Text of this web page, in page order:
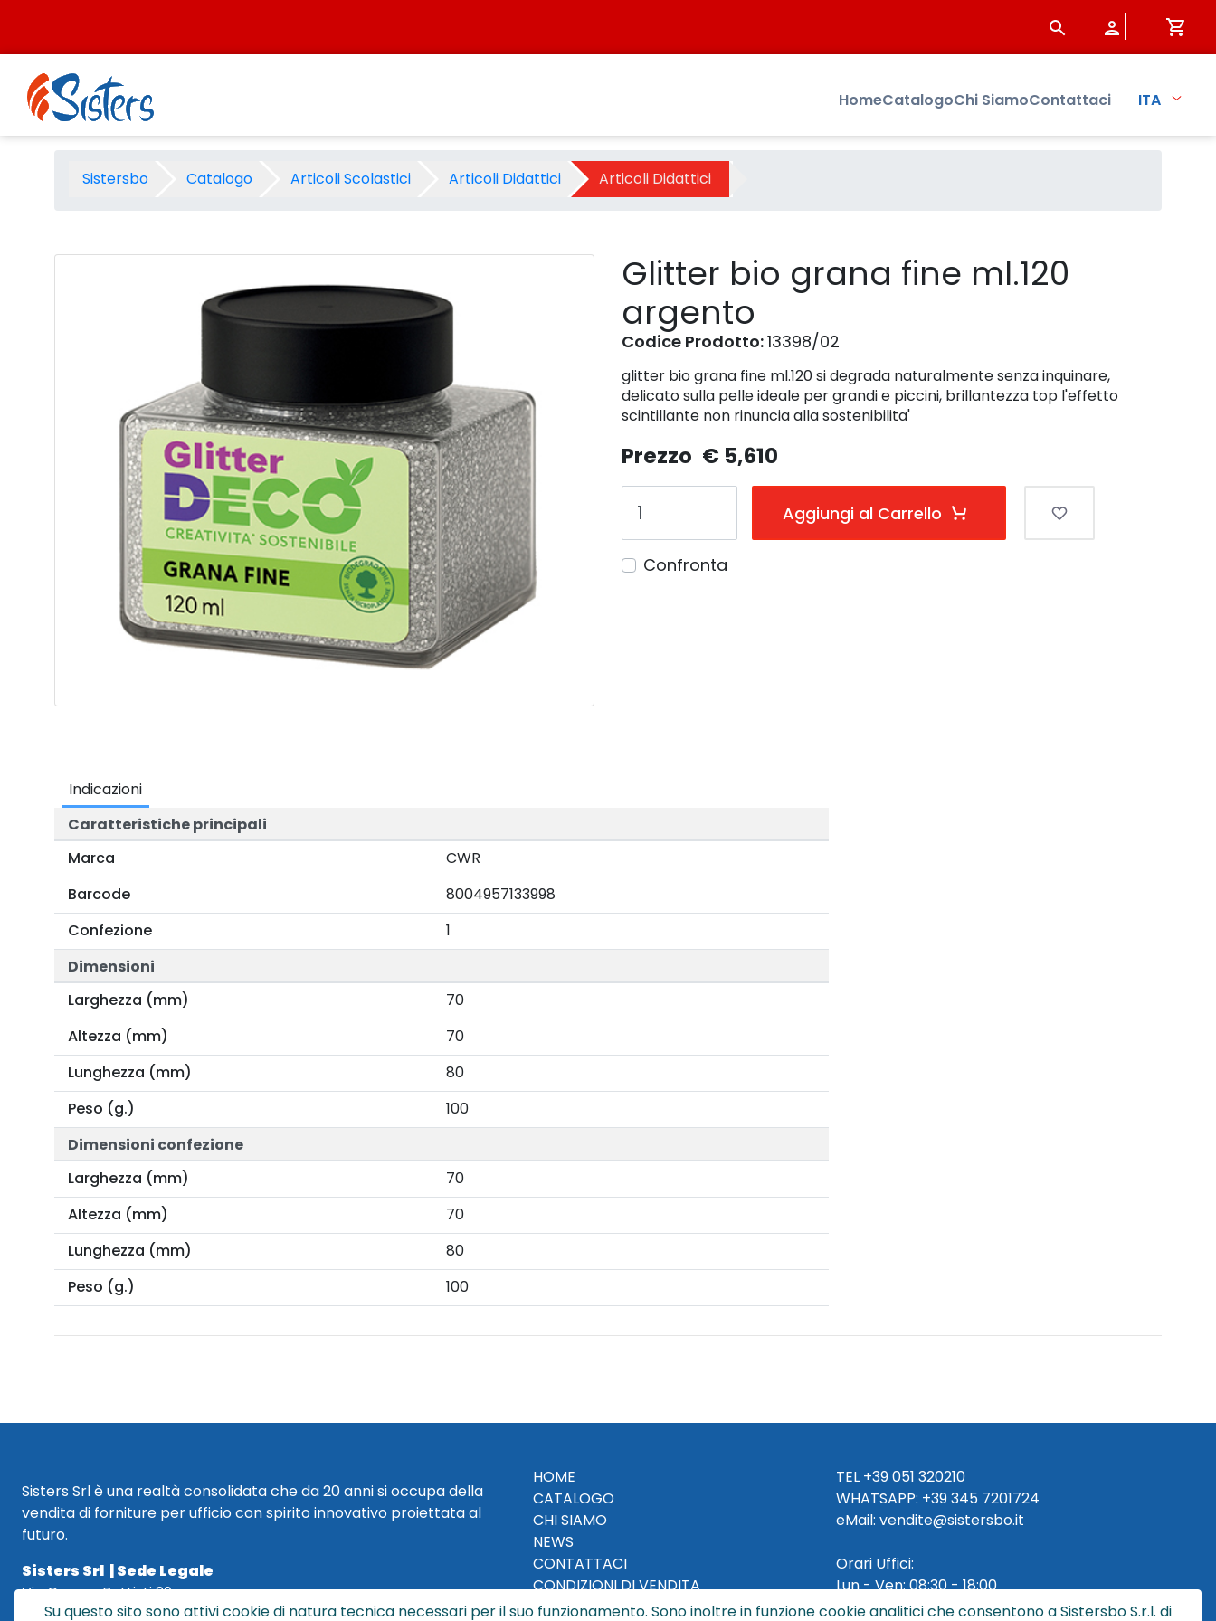
Glitter bio grana fine ml.120 argento - Prodotto - Sistersbo
HomeCatalogoChi SiamoContattaci ITA
Sistersbo Catalogo Articoli Scolastici Articoli Didattici Articoli Didattici
Glitter bio grana fine ml.120
argento
Codice Prodotto:13398/02
glitter bio grana fine ml.120 si degrada naturalmente senza inquinare,
delicato sulla pelle ideale per grandi e piccini, brillantezza top l'effetto
scintillante non rinuncia alla sostenibilita'
Prezzo € 5,610
Aggiungi al Carrello
Confronta
Indicazioni
Caratteristiche principali
Marca
CWR
Barcode
8004957133998
Confezione
1
Dimensioni
Larghezza (mm)
70
Altezza (mm)
70
Lunghezza (mm)
80
Peso (g.)
100
Dimensioni confezione
Larghezza (mm)
70
Altezza (mm)
70
Lunghezza (mm)
80
Peso (g.)
100
Sisters Srl è una realtà consolidata che da 20 anni si occupa della
vendita di forniture per ufficio con spirito innovativo proiettata al
futuro.
Sisters Srl | Sede Legale
Via Cesare Battisti 29
40018 San Pietro in Casale (BO)
HOME
CATALOGO
CHI SIAMO
NEWS
CONTATTACI
CONDIZIONI DI VENDITA
TEL +39 051 320210
WHATSAPP: +39345 7201724
eMail: vendite@sistersbo.it
Orari Uffici:
Lun - Ven: 08:30 - 18:00
Su questo sito sono attivi cookie di natura tecnica necessari per il suo funzionamento. Sono inoltre in funzione cookie analitici che consentono a Sistersbo S.r.l. di